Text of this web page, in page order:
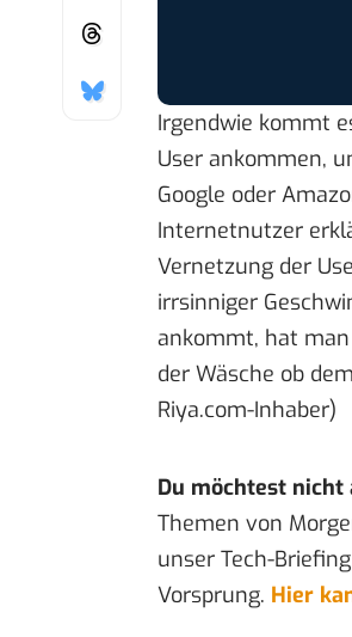
Irgendwie kommt
User ankommen,
Google oder
Internetnutzer
Vernetzung der
irrsinniger
ankommt, hat
der Wäsche ob
Riya.com-Inhaber)
Du möchtest nicht
Themen von
unser Tech-
Vorsprung. Hier